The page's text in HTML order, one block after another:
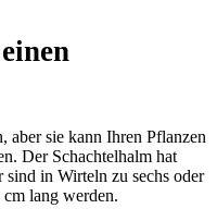
aber sie kann Ihren Pflanzen
Der Schachtelhalm hat
in Wirteln zu sechs oder
lang werden.